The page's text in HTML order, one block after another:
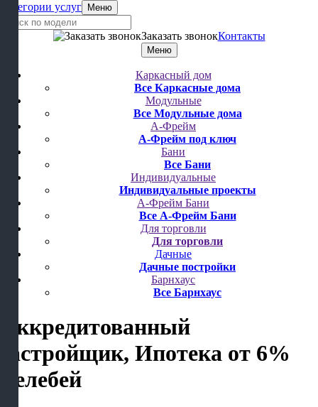
Категории услуг
Меню
Заказать звонокКонтакты
Меню
Каркасный дом
Все Каркасные дома
Модульные
Все Модульные дома
А-Фрейм
А-Фрейм под ключ
Бани
Все Бани
Индивидуальные
Индивидуальные проекты
А-Фрейм Бани
Все А-Фрейм Бани
Для торговли
Для торговли
Дачные
Дачные постройки
Барнхаус
Все Барнхаус
Аккредитованный
застройщик, Ипотека от 6%
Белебей